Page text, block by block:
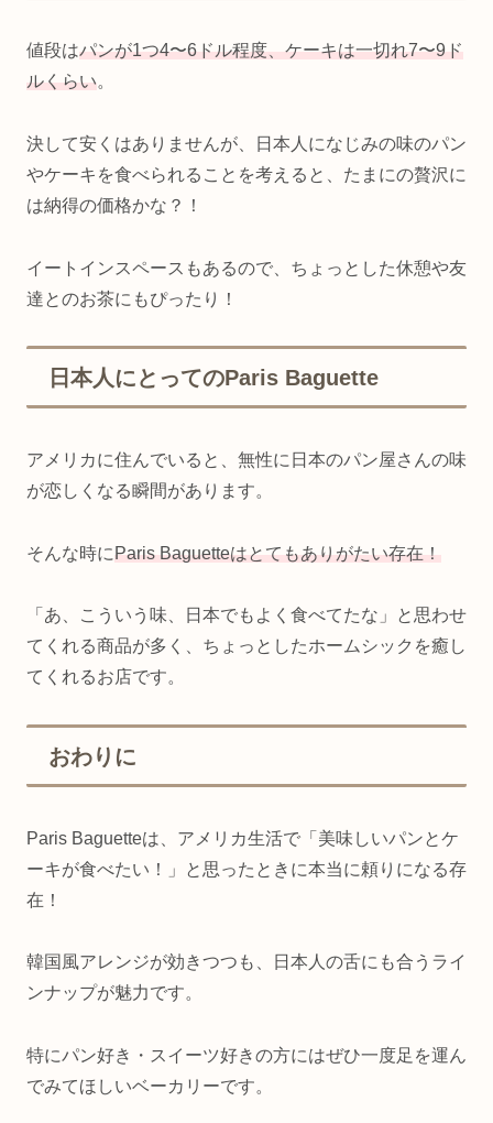
値段はパンが1つ4〜6ドル程度、ケーキは一切れ7〜9ド
ルくらい。
決して安くはありませんが、日本人になじみの味のパン
やケーキを食べられることを考えると、たまにの贅沢に
は納得の価格かな？！
イートインスペースもあるので、ちょっとした休憩や友
達とのお茶にもぴったり！
日本人にとってのParis Baguette
アメリカに住んでいると、無性に日本のパン屋さんの味
が恋しくなる瞬間があります。
そんな時にParis Baguetteはとてもありがたい存在！
「あ、こういう味、日本でもよく食べてたな」と思わせ
てくれる商品が多く、ちょっとしたホームシックを癒し
てくれるお店です。
おわりに
Paris Baguetteは、アメリカ生活で「美味しいパンとケ
ーキが食べたい！」と思ったときに本当に頼りになる存
在！
韓国風アレンジが効きつつも、日本人の舌にも合うライ
ンナップが魅力です。
特にパン好き・スイーツ好きの方にはぜひ一度足を運ん
でみてほしいベーカリーです。